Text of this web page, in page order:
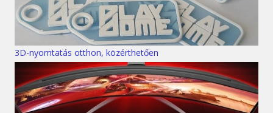
3D-nyomtatás otthon, közérthetően